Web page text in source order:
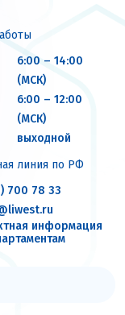
6:00 – 14:00
(МСК)
6:00 – 12:00
(МСК)
выходной
линия по РФ
700 78 33
информация